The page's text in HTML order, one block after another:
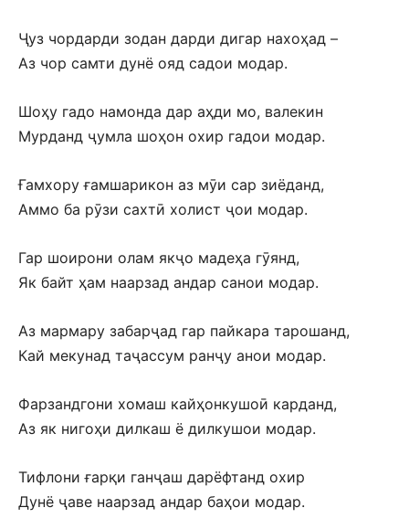
Ҷуз чордарди зодан дарди дигар нахоҳад –
Аз чор самти дунё ояд садои модар.
Шоҳу гадо намонда дар аҳди мо, валекин
Мурданд ҷумла шоҳон охир гадои модар.
Ғамхору ғамшарикон аз мӯи сар зиёданд,
Аммо ба рӯзи сахтӣ холист ҷои модар.
Гар шоирони олам якҷо мадеҳа гӯянд,
Як байт ҳам наарзад андар санои модар.
Аз мармару забарҷад гар пайкара тарошанд,
Кай мекунад таҷассум ранҷу анои модар.
Фарзандгони хомаш кайҳонкушоӣ карданд,
Аз як нигоҳи дилкаш ё дилкушои модар.
Тифлони ғарқи ганҷаш дарёфтанд охир
Дунё ҷаве наарзад андар баҳои модар.